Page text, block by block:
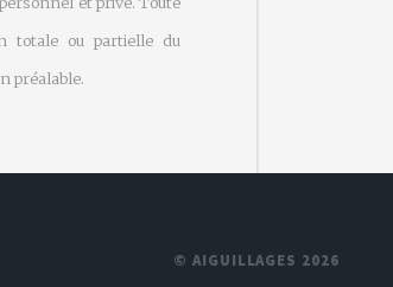
totale ou partielle du
préalable.
© AIGUILLAGES 2026